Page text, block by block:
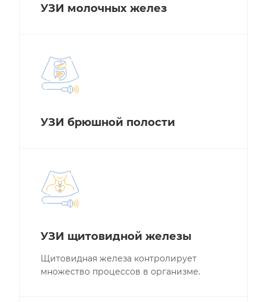
УЗИ молочных желез
УЗИ брюшной полости
УЗИ щитовидной железы
Щитовидная железа контролирует
множество процессов в организме.